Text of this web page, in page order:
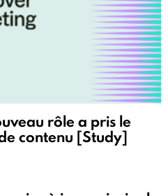
rôle a pris le
contenu [Study]